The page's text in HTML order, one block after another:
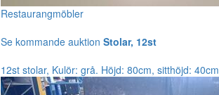
Restaurangmöbler
Se kommande auktion Stolar, 12st
12st stolar, Kulör: grå. Höjd: 80cm, sitthöjd: 40cm